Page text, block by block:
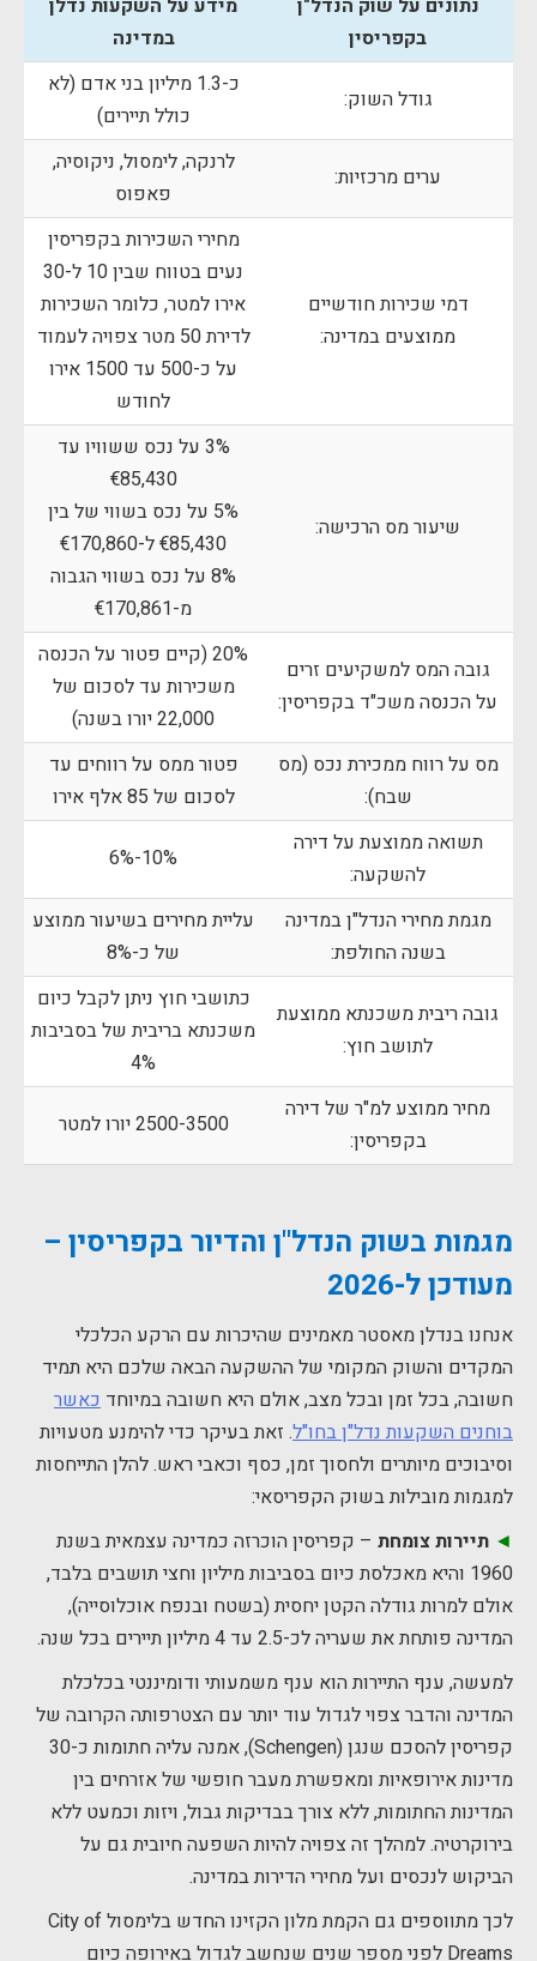
נתונים על שוק הנדל"ן
בקפריסין
מידע על השקעות נדלן
במדינה
גודל השוק:
כ-1.3 מיליון בני אדם (לא
כולל תיירים)
ערים מרכזיות:
לרנקה, לימסול, ניקוסיה,
פאפוס
דמי שכירות חודשיים
ממוצעים במדינה:
מחירי השכירות בקפריסין
נעים בטווח שבין 10 ל-30
אירו למטר, כלומר השכירות
לדירת 50 מטר צפויה לעמוד
על כ-500 עד 1500 אירו
לחודש
שיעור מס הרכישה:
3% על נכס ששוויו עד
€85,430
5% על נכס בשווי של בין
€85,430 ל-€170,860
8% על נכס בשווי הגבוה
מ-€170,861
גובה המס למשקיעים זרים
על הכנסה משכ"ד בקפריסין:
20% (קיים פטור על הכנסה
משכירות עד לסכום של
22,000 יורו בשנה)
מס על רווח ממכירת נכס (מס
שבח):
פטור ממס על רווחים עד
לסכום של 85 אלף אירו
תשואה ממוצעת על דירה
להשקעה:
10%-6%
מגמת מחירי הנדל"ן במדינה
בשנה החולפת:
עליית מחירים בשיעור ממוצע
של כ-8%
גובה ריבית משכנתא ממוצעת
לתושב חוץ:
כתושבי חוץ ניתן לקבל כיום
משכנתא בריבית של בסביבות
4%
מחיר ממוצע למ"ר של דירה
בקפריסין:
2500-3500 יורו למטר
מגמות בשוק הנדל"ן והדיור בקפריסין –
מעודכן ל-2026
אנחנו בנדלן מאסטר מאמינים שהיכרות עם הרקע הכלכלי
המקדים והשוק המקומי של ההשקעה הבאה שלכם היא תמיד
חשובה, בכל זמן ובכל מצב, אולם היא חשובה במיוחד כאשר
בוחנים השקעות נדל"ן בחו"ל. זאת בעיקר כדי להימנע מטעויות
וסיבוכים מיותרים ולחסוך זמן, כסף וכאבי ראש. להלן התייחסות
למגמות מובילות בשוק הקפריסאי:
◄ תיירות צומחת – קפריסין הוכרזה כמדינה עצמאית בשנת
1960 והיא מאכלסת כיום בסביבות מיליון וחצי תושבים בלבד,
אולם למרות גודלה הקטן יחסית (בשטח ובנפח אוכלוסייה),
המדינה פותחת את שעריה לכ-2.5 עד 4 מיליון תיירים בכל שנה.
למעשה, ענף התיירות הוא ענף משמעותי ודומיננטי בכלכלת
המדינה והדבר צפוי לגדול עוד יותר עם הצטרפותה הקרובה של
קפריסין להסכם שנגן (Schengen), אמנה עליה חתומות כ-30
מדינות אירופאיות ומאפשרת מעבר חופשי של אזרחים בין
המדינות החתומות, ללא צורך בבדיקות גבול, ויזות וכמעט ללא
בירוקרטיה. למהלך זה צפויה להיות השפעה חיובית גם על
הביקוש לנכסים ועל מחירי הדירות במדינה.
לכך מתווספים גם הקמת מלון הקזינו החדש בלימסול City of
Dreams לפני מספר שנים שנחשב לגדול באירופה כיום